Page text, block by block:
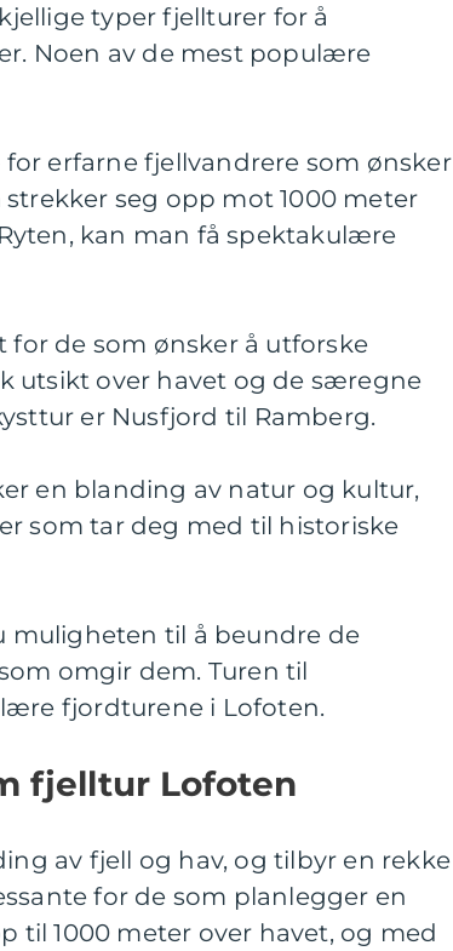
typer fjellturer for å
Noen av de mest populære
for erfarne fjellvandrere som ønsker
seg opp mot 1000 meter
kan man få spektakulære
for de som ønsker å utforske
utsikt over havet og de særegne
er Nusfjord til Ramberg.
en blanding av natur og kultur,
som tar deg med til historiske
muligheten til å beundre de
omgir dem. Turen til
fjordturene i Lofoten.
fjelltur Lofoten
av fjell og hav, og tilbyr en rekke
for de som planlegger en
til 1000 meter over havet, og med